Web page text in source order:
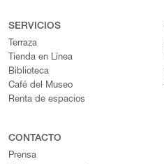
SERVICIOS
Terraza
Tienda en Línea
Biblioteca
Café del Museo
Renta de espacios
CONTACTO
Prensa